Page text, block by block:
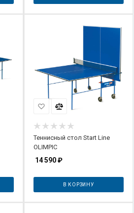
Теннисный стол Start Line
OLIMPIC
14 590₽
В КОРЗИНУ